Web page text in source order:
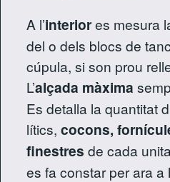
A l’interiores mesura
del o dels blocs de
cúpula, si son prou
L’alçada màxima
Es detalla la quantitat
lítics, cocons,
finestres de cada
es fa constar per ara